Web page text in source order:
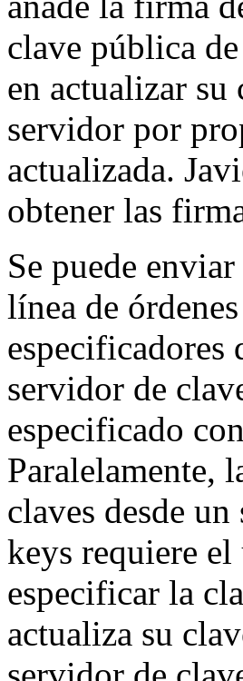
clave pública
en actualizar su
servidor por
actualizada.
obtener las
Se puede
línea de órdenes
especificadores
servidor de
especificado
Paralelamente,
claves desde
keys requiere
especificar la
actualiza su